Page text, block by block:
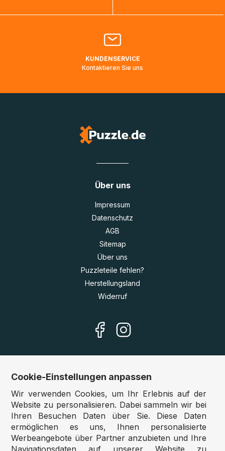
Bitte kontaktieren Sie denKundenservicefalls Ihr Paket
Lieferadressen in Deutschland oder Europa mehrere Tage
KUNDENSERVICE
Kontaktieren Sie uns
Über uns
Impressum
Datenschutz
AGB
Sitemap
Über uns
Puzzleteile fehlen?
Herstellungsland
Widerruf
Unsere Shops
Deutschland:www.puzzle.de
Österreich:
www.puzzle.at
Belgien:www.puzzle.be
Großbritannien:www.jigsawpuzzle.co.uk
Cookie-Einstellungen anpassen
Wir verwenden Cookies, um Ihr Erlebnis auf der
Website zu personalisieren. Dabei sammeln wir bei
Ihren Besuchen Daten über Sie. Diese Daten
ermöglichen es uns, Ihnen personalisierte
Werbeangebote über Partner anzubieten und Ihre
Navigationsdaten auf unserer Website zu